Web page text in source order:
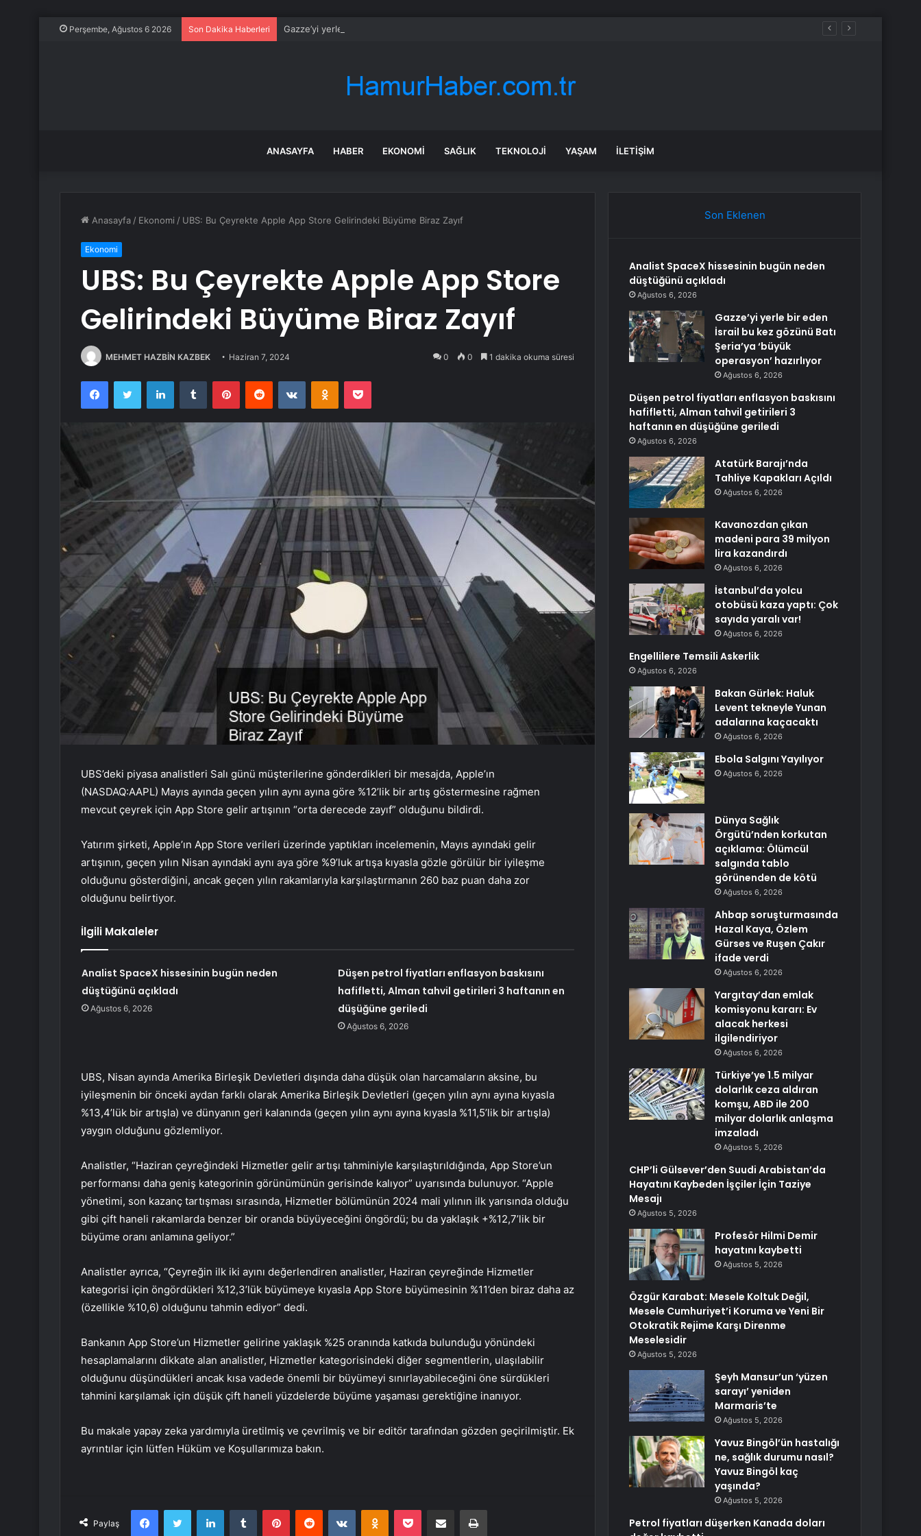
Perşembe, Ağustos 6 2026 Son Dakika Haberleri Gazze’yi yerle bir eden İsrail bu kez gözünü Batı Şeria’ya ‘büyük operasyon’ hazırlıyor
ANASAYFA HABER EKONOMI SAĞLIK TEKNOLOJI YAŞAM İLETIŞIM
Anasayfa / Ekonomi / UBS: Bu Çeyrekte Apple App Store Gelirindeki Büyüme Biraz Zayıf
Ekonomi
UBS: Bu Çeyrekte Apple App Store
Gelirindeki Büyüme Biraz Zayıf
MEHMET HAZBİN KAZBEK Haziran 7, 2024 0 0 1 dakika okuma süresi
FacebookTwitter LinkedInTumblr PinterestReddit VKontakteOdnoklassniki
Pocket
UBS’deki piyasa analistleri Salı günü müşterilerine gönderdikleri bir mesajda, Apple’ın
(NASDAQ:AAPL) Mayıs ayında geçen yılın aynı ayına göre %12’lik bir artış göstermesine rağmen
mevcut çeyrek için App Store gelir artışının “orta derecede zayıf” olduğunu bildirdi.
Yatırım şirketi, Apple’ın App Store verileri üzerinde yaptıkları incelemenin, Mayıs ayındaki gelir
artışının, geçen yılın Nisan ayındaki aynı aya göre %9’luk artışa kıyasla gözle görülür bir iyileşme
olduğunu gösterdiğini, ancak geçen yılın rakamlarıyla karşılaştırmanın 260 baz puan daha zor
olduğunu belirtiyor.
İlgili Makaleler
Analist SpaceX hissesinin bugün neden
düştüğünü açıkladı
Ağustos 6, 2026
Düşen petrol fiyatları enflasyon baskısını
hafifletti, Alman tahvil getirileri 3 haftanın en
düşüğüne geriledi
Ağustos 6, 2026
UBS, Nisan ayında Amerika Birleşik Devletleri dışında daha düşük olan harcamaların aksine, bu
iyileşmenin bir önceki aydan farklı olarak Amerika Birleşik Devletleri (geçen yılın aynı ayına kıyasla
%13,4’lük bir artışla) ve dünyanın geri kalanında (geçen yılın aynı ayına kıyasla %11,5’lik bir artışla)
yaygın olduğunu gözlemliyor.
Analistler, “Haziran çeyreğindeki Hizmetler gelir artışı tahminiyle karşılaştırıldığında, App Store’un
performansı daha geniş kategorinin görünümünün gerisinde kalıyor” uyarısında bulunuyor. “Apple
yönetimi, son kazanç tartışması sırasında, Hizmetler bölümünün 2024 mali yılının ilk yarısında olduğu
gibi çift haneli rakamlarda benzer bir oranda büyüyeceğini öngördü; bu da yaklaşık +%12,7’lik bir
büyüme oranı anlamına geliyor.”
Analistler ayrıca, “Çeyreğin ilk iki ayını değerlendiren analistler, Haziran çeyreğinde Hizmetler
kategorisi için öngördükleri %12,3’lük büyümeye kıyasla App Store büyümesinin %11’den biraz daha az
(özellikle %10,6) olduğunu tahmin ediyor” dedi.
Bankanın App Store’un Hizmetler gelirine yaklaşık %25 oranında katkıda bulunduğu yönündeki
hesaplamalarını dikkate alan analistler, Hizmetler kategorisindeki diğer segmentlerin, ulaşılabilir
olduğunu düşündükleri ancak kısa vadede önemli bir büyümeyi sınırlayabileceğini öne sürdükleri
tahmini karşılamak için düşük çift haneli yüzdelerde büyüme yaşaması gerektiğine inanıyor.
Bu makale yapay zeka yardımıyla üretilmiş ve çevrilmiş ve bir editör tarafından gözden geçirilmiştir. Ek
ayrıntılar için lütfen Hüküm ve Koşullarımıza bakın.
Paylaş
FacebookTwitter LinkedInTumblr PinterestReddit VKontakteOdnoklassniki
Pocket E-Posta ile paylaş Yazdır
Son Eklenen
Analist SpaceX hissesinin bugün neden
düştüğünü açıkladı
Ağustos 6, 2026
Gazze’yi yerle bir eden
İsrail bu kez gözünü Batı
Şeria’ya ‘büyük
operasyon’ hazırlıyor
Ağustos 6, 2026
Düşen petrol fiyatları enflasyon baskısını
hafifletti, Alman tahvil getirileri 3
haftanın en düşüğüne geriledi
Ağustos 6, 2026
Atatürk Barajı’nda
Tahliye Kapakları Açıldı
Ağustos 6, 2026
Kavanozdan çıkan
madeni para 39 milyon
lira kazandırdı
Ağustos 6, 2026
İstanbul’da yolcu
otobüsü kaza yaptı: Çok
sayıda yaralı var!
Ağustos 6, 2026
Engellilere Temsili Askerlik
Ağustos 6, 2026
Bakan Gürlek: Haluk
Levent tekneyle Yunan
adalarına kaçacaktı
Ağustos 6, 2026
Ebola Salgını Yayılıyor
Ağustos 6, 2026
Dünya Sağlık
Örgütü’nden korkutan
açıklama: Ölümcül
salgında tablo
görünenden de kötü
Ağustos 6, 2026
Ahbap soruşturmasında
Hazal Kaya, Özlem
Gürses ve Ruşen Çakır
ifade verdi
Ağustos 6, 2026
Yargıtay’dan emlak
komisyonu kararı: Ev
alacak herkesi
ilgilendiriyor
Ağustos 6, 2026
Türkiye’ye 1.5 milyar
dolarlık ceza aldıran
komşu, ABD ile 200
milyar dolarlık anlaşma
imzaladı
Ağustos 5, 2026
CHP’li Gülsever’den Suudi Arabistan’da
Hayatını Kaybeden İşçiler İçin Taziye
Mesajı
Ağustos 5, 2026
Profesör Hilmi Demir
hayatını kaybetti
Ağustos 5, 2026
Özgür Karabat: Mesele Koltuk Değil,
Mesele Cumhuriyet’i Koruma ve Yeni Bir
Otokratik Rejime Karşı Direnme
Meselesidir
Ağustos 5, 2026
Şeyh Mansur’un ‘yüzen
sarayı’ yeniden
Marmaris’te
Ağustos 5, 2026
Yavuz Bingöl’ün hastalığı
ne, sağlık durumu nasıl?
Yavuz Bingöl kaç
yaşında?
Ağustos 5, 2026
Petrol fiyatları düşerken Kanada doları